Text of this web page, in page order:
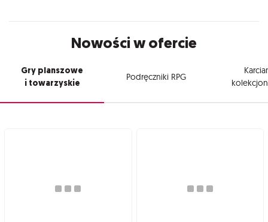
Nowości w ofercie
Gry planszowe
i towarzyskie
Podręczniki RPG